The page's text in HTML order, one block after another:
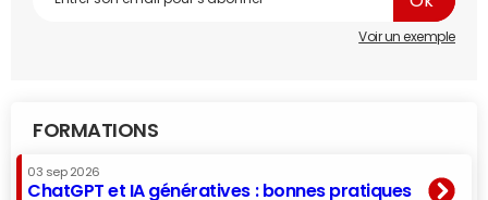
Voir un exemple
FORMATIONS
03 sep 2026
ChatGPT et IA génératives : bonnes pratiques